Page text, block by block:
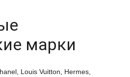
марки
Louis Vuitton, Hermes,